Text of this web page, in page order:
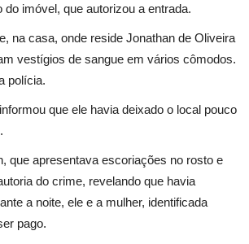
imóvel, que autorizou a entrada.
na casa, onde reside Jonathan de Oliveira
vestígios de sangue em vários cômodos.
polícia.
que ele havia deixado o local pouco
que apresentava escoriações no rosto e
do crime, revelando que havia
a noite, ele e a mulher, identificada
pago.